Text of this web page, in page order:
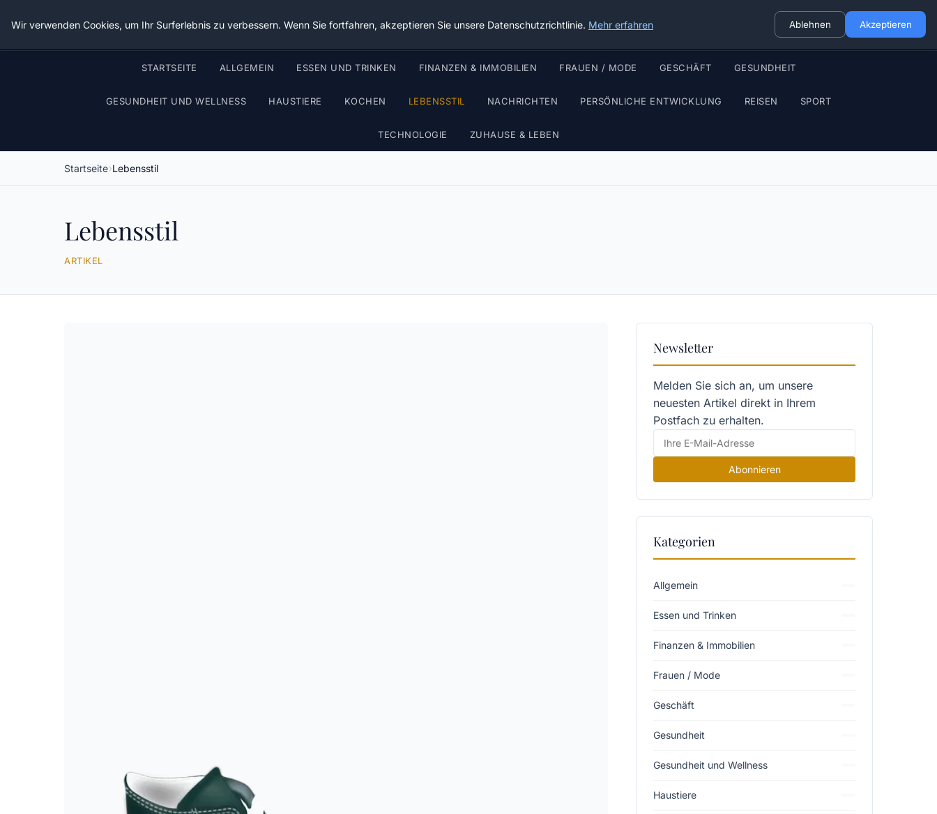
Die Schnitter
STARTSEITE ALLGEMEIN ESSEN UND TRINKEN FINANZEN & IMMOBILIEN FRAUEN / MODE GESCHÄFT GESUNDHEIT
GESUNDHEIT UND WELLNESS HAUSTIERE KOCHEN LEBENSSTIL NACHRICHTEN PERSÖNLICHE ENTWICKLUNG REISEN SPORT
TECHNOLOGIE ZUHAUSE & LEBEN
Startseite Lebensstil
Lebensstil
ARTIKEL
Newsletter
Melden Sie sich an, um unsere
neuesten Artikel direkt in Ihrem
Postfach zu erhalten.
Abonnieren
Kategorien
Allgemein
Essen und Trinken
Finanzen & Immobilien
Frauen / Mode
Geschäft
Gesundheit
Gesundheit und Wellness
Haustiere
Wir verwenden Cookies, um Ihr Surferlebnis zu verbessern. Wenn Sie fortfahren, akzeptieren Sie unsere Datenschutzrichtlinie. Mehr erfahren Ablehnen Akzeptieren